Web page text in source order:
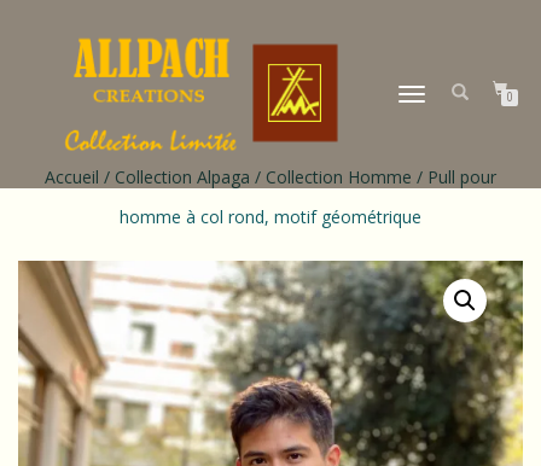
DÉPLIER
0
Accueil / Collection Alpaga / Collection Homme / Pull pour
homme à col rond, motif géométrique